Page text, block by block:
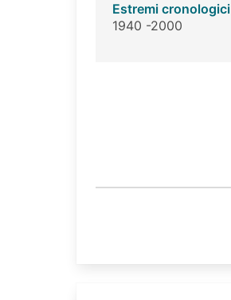
Estremi cronologici
1940 -2000